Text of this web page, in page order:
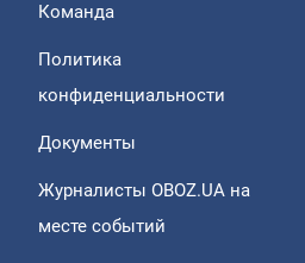
Команда
Политика
конфиденциальности
Документы
Журналисты OBOZ.UA на
месте событий